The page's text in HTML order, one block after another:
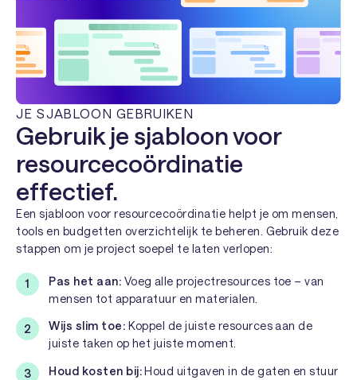
JE SJABLOON GEBRUIKEN
Gebruik je sjabloon voor
resourcecoördinatie
effectief.
Een sjabloon voor resourcecoördinatie helpt je om mensen,
tools en budgetten overzichtelijk te beheren. Gebruik deze
stappen om je project soepel te laten verlopen:
Pas het aan: Voeg alle projectresources toe – van
mensen tot apparatuur en materialen.
Wijs slim toe: Koppel de juiste resources aan de
juiste taken op het juiste moment.
Houd kosten bij:Houd uitgaven in de gaten en stuur